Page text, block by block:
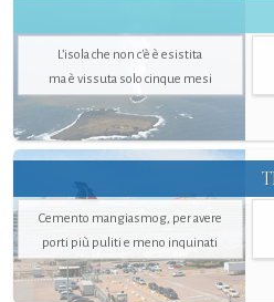
L’isola che non c'è è esistita
ma è vissuta solo cinque mesi
Cemento mangiasmog, per avere
porti più puliti e meno inquinati